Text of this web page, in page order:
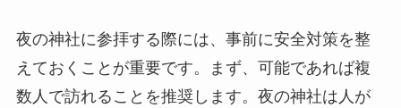
夜の神社に参拝する際には、事前に安全対策を整
えておくことが重要です。まず、可能であれば複
数人で訪れることを推奨します。夜の神社は人が